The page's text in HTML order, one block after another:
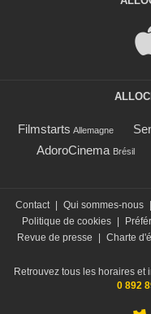
Filmstarts Allemagne
AdoroCinema Brésil
Contact | Qui sommes-nous |
Politique de cookies |
Revue de presse
| Charte
Retrouvez tous les horaires et
0 892